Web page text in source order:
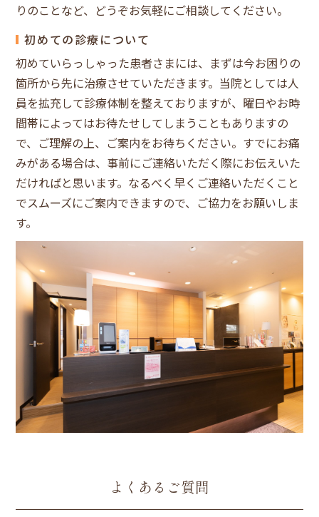
りのことなど、どうぞお気軽にご相談してください。
初めての診療について
初めていらっしゃった患者さまには、まずは今お困りの
箇所から先に治療させていただきます。当院としては人
員を拡充して診療体制を整えておりますが、曜日やお時
間帯によってはお待たせしてしまうこともありますの
で、ご理解の上、ご案内をお待ちください。すでにお痛
みがある場合は、事前にご連絡いただく際にお伝えいた
だければと思います。なるべく早くご連絡いただくこと
でスムーズにご案内できますので、ご協力をお願いしま
す。
よくあるご質問